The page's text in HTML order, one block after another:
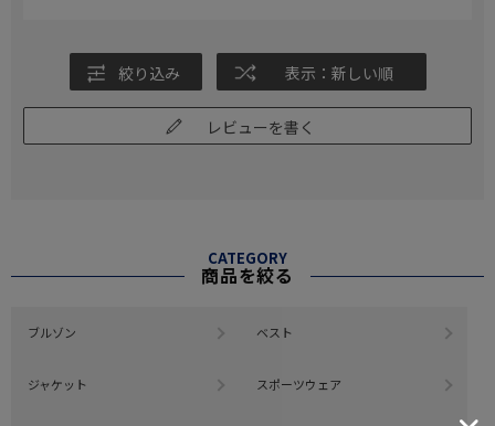
絞り込み 表示：新しい順
レビューを書く
CATEGORY
商品を絞る
ブルゾン ベスト
ジャケット スポーツウェア